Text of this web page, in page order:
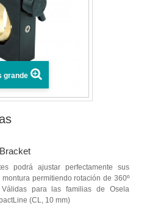
grande
podrá ajustar perfectamente sus
permitiendo rotación de 360º
para las familias de Osela
(CL, 10 mm)